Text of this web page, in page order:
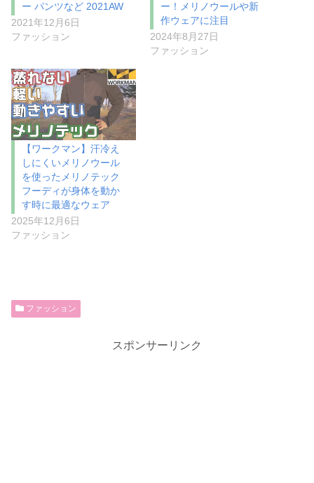
ー パンツなど 2021AW
2021年12月6日
ファッション
ー！メリノウールや新
作ウェアに注目
2024年8月27日
ファッション
【ワークマン】汗冷え
しにくいメリノウール
を使ったメリノテック
フーディが身体を動か
す時に最適なウェア
2025年12月6日
ファッション
ファッション
スポンサーリンク